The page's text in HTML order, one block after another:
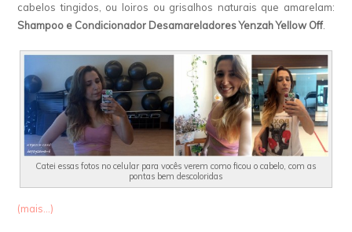
cabelos tingidos, ou loiros ou grisalhos naturais que amarelam:
Shampoo e Condicionador Desamareladores Yenzah Yellow Off.
Catei essas fotos no celular para vocês verem como ficou o cabelo, com as
pontas bem descoloridas
(mais…)